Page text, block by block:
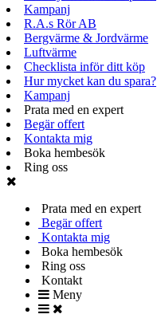
Kampanj
R.A.s Rör AB
Bergvärme & Jordvärme
Luftvärme
Checklista inför ditt köp
Hur mycket kan du spara?
Kampanj
Prata med en expert
Begär offert
Kontakta mig
Boka hembesök
Ring oss
Prata med en expert
Begär offert
Kontakta mig
Boka hembesök
Ring oss
Kontakt
Meny